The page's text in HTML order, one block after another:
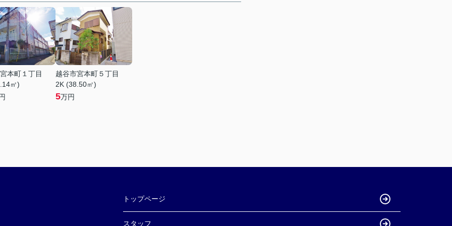
本町１丁目
㎡)
越谷市宮本町５丁目
2K (38.50㎡)
5万円
トップページ
スタッフ